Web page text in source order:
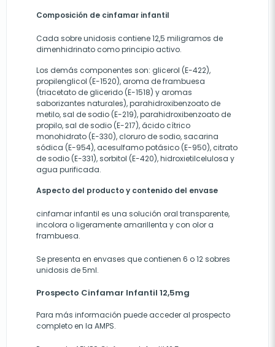
Composición de cinfamar infantil
Cada sobre unidosis contiene 12,5 miligramos de
dimenhidrinato como principio activo.
Los demás componentes son: glicerol (E-422),
propilenglicol (E-1520), aroma de frambuesa
(triacetato de glicerido (E-1518) y aromas
saborizantes naturales), parahidroxibenzoato de
metilo, sal de sodio (E-219), parahidroxibenzoato de
propilo, sal de sodio (E-217), ácido cítrico
monohidrato (E-330), cloruro de sodio, sacarina
sódica (E-954), acesulfamo potásico (E-950), citrato
de sodio (E-331), sorbitol (E-420), hidroxietilcelulosa y
agua purificada.
Aspecto del producto y contenido del envase
cinfamar infantil es una solución oral transparente,
incolora o ligeramente amarillenta y con olor a
frambuesa.
Se presenta en envases que contienen 6 o 12 sobres
unidosis de 5ml.
Prospecto Cinfamar Infantil 12,5mg
Para más información puede acceder al prospecto
completo en la AMPS.